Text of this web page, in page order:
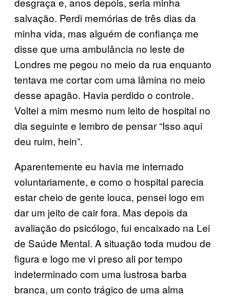
salvação. Perdi memórias de três dias da
minha vida, mas alguém de confiança me
disse que uma ambulância no leste de
Londres me pegou no meio da rua enquanto
tentava me cortar com uma lâmina no meio
desse apagão. Havia perdido o controle.
Voltei a mim mesmo num leito de hospital no
dia seguinte e lembro de pensar “Isso aqui
deu ruim, hein”.
Aparentemente eu havia me internado
voluntariamente, e como o hospital parecia
estar cheio de gente louca, pensei logo em
dar um jeito de cair fora. Mas depois da
avaliação do psicólogo, fui encaixado na Lei
de Saúde Mental. A situação toda mudou de
figura e logo me vi preso ali por tempo
indeterminado com uma lustrosa barba
branca, um conto trágico de uma alma